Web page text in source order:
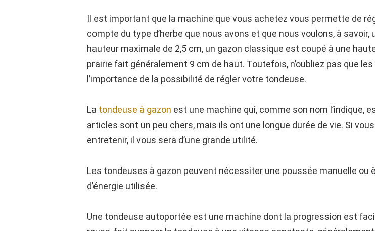
Il est important que la machine que vous achetez vous permette de
compte du type d’herbe que nous avons et que nous voulons, à
hauteur maximale de 2,5 cm, un gazon classique est coupé à une
prairie fait généralement 9 cm de haut. Toutefois, n’oubliez pas que les
l’importance de la possibilité de régler votre tondeuse.
La tondeuse à gazon est une machine qui, comme son nom l’indique,
articles sont un peu chers, mais ils ont une longue durée de vie. Si
entretenir, il vous sera d’une grande utilité.
Les tondeuses à gazon peuvent nécessiter une poussée manuelle ou
d’énergie utilisée.
Une tondeuse autoportée est une machine dont la progression est